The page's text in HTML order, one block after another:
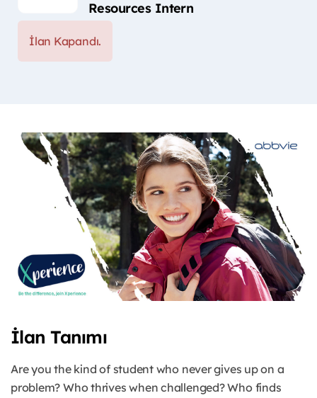
Resources Intern
İlan Kapandı.
İlan Tanımı
Are you the kind of student who never gives up on a
problem? Who thrives when challenged? Who finds